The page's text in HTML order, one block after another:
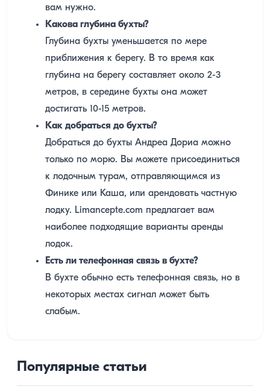
вам нужно.
Какова глубина бухты?
Глубина бухты уменьшается по мере
приближения к берегу. В то время как
глубина на берегу составляет около 2-3
метров, в середине бухты она может
достигать 10-15 метров.
Как добраться до бухты?
Добраться до бухты Андреа Дориа можно
только по морю. Вы можете присоединиться
к лодочным турам, отправляющимся из
Финике или Каша, или арендовать частную
лодку. Limancepte.com предлагает вам
наиболее подходящие варианты аренды
лодок.
Есть ли телефонная связь в бухте?
В бухте обычно есть телефонная связь, но в
некоторых местах сигнал может быть
слабым.
Популярные статьи